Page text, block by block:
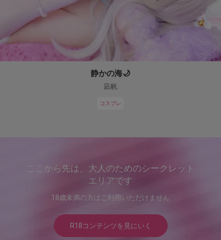
静かの海🌙
凪帆
コスプレ
ここから先は、大人のためのシークレット
エリアです
18歳未満の方はご利用いただけません
R18コンテンツを見にいく